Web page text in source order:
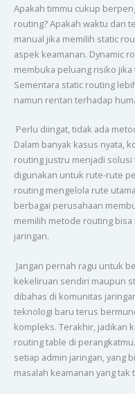
Apakah timmu cukup
routing? Apakah waktu dan
manual jika memilih static
aspek keamanan. Dynamic
membuka peluang risiko
Sementara static routing
namun rentan terhadap
Perlu diingat, tidak ada
Dalam banyak kasus nyata,
routing justru menjadi solusi
digunakan untuk rute-rute
routing mengelola rute
berbagai perusahaan
memilih metode routing
jaringan.
Jangan pernah ragu untuk
kekeliruan sendiri maupun
dibahas di komunitas
teknologi baru terus
kompleks. Terakhir, jadikan
routing table di
setiap admin jaringan, yang
masalah keamanan yang tak